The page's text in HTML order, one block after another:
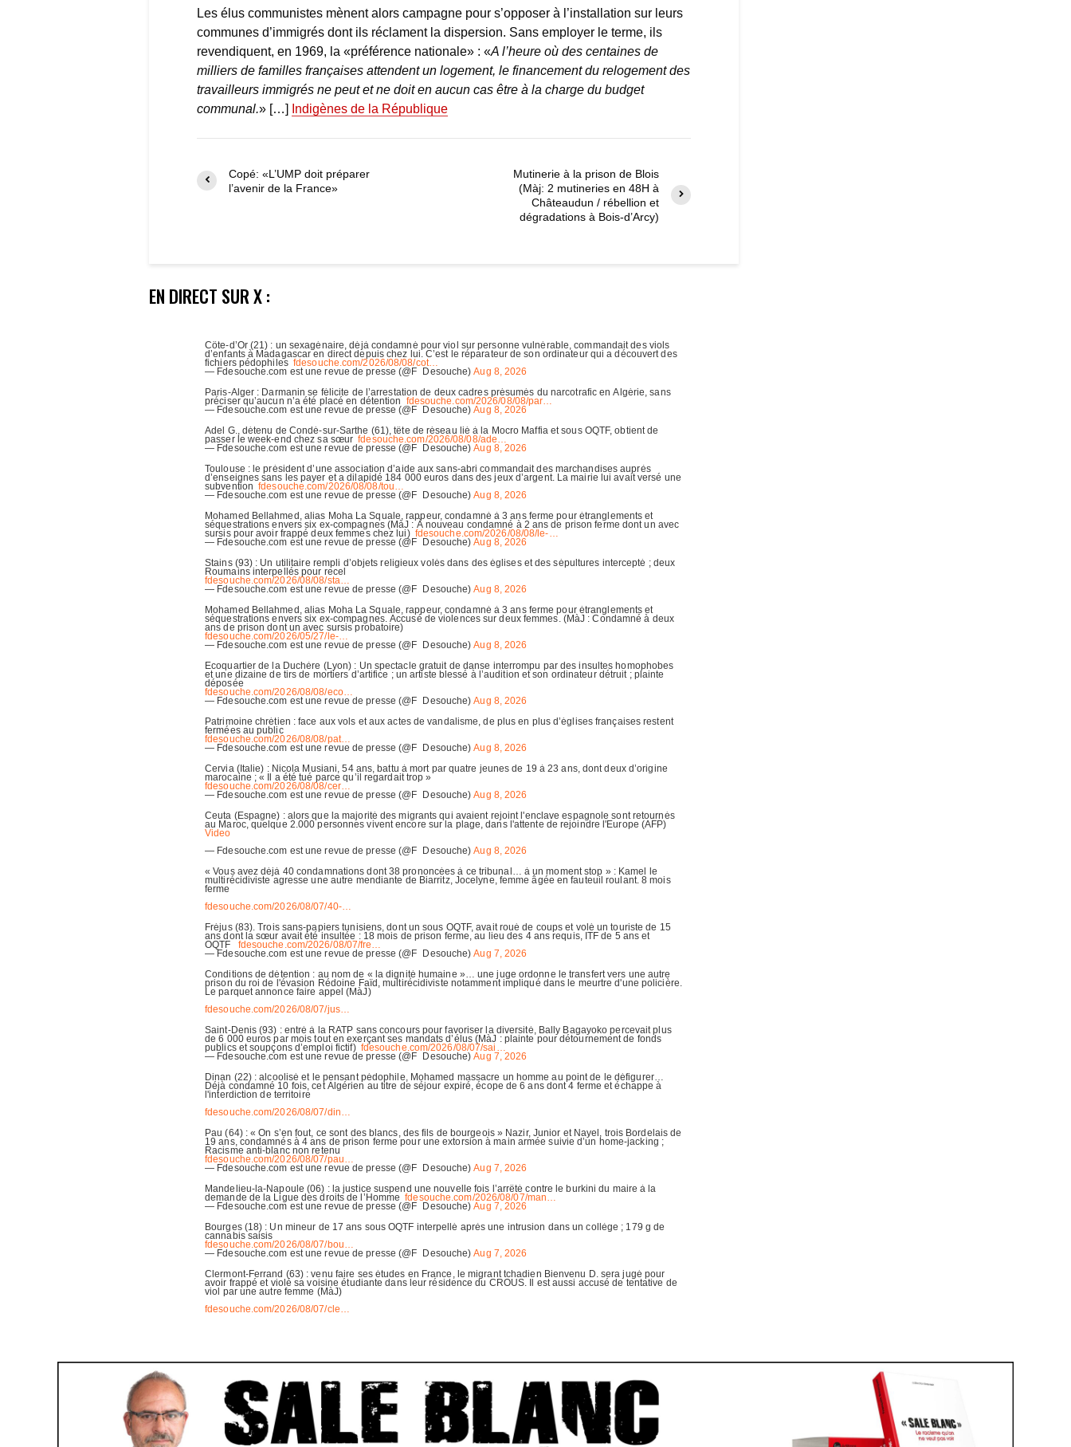
Les élus communistes mènent alors campagne pour s’opposer à l’installation sur leurs
communes d’immigrés dont ils réclament la dispersion. Sans employer le terme, ils
revendiquent, en 1969, la «préférence nationale» : «A l’heure où des centaines de
milliers de familles françaises attendent un logement, le financement du relogement des
travailleurs immigrés ne peut et ne doit en aucun cas être à la charge du budget
communal.» […] Indigènes de la République
Copé: «L’UMP doit préparer
l’avenir de la France»
Mutinerie à la prison de Blois
(Màj: 2 mutineries en 48H à
Châteaudun / rébellion et
dégradations à Bois-d’Arcy)
EN DIRECT SUR X :